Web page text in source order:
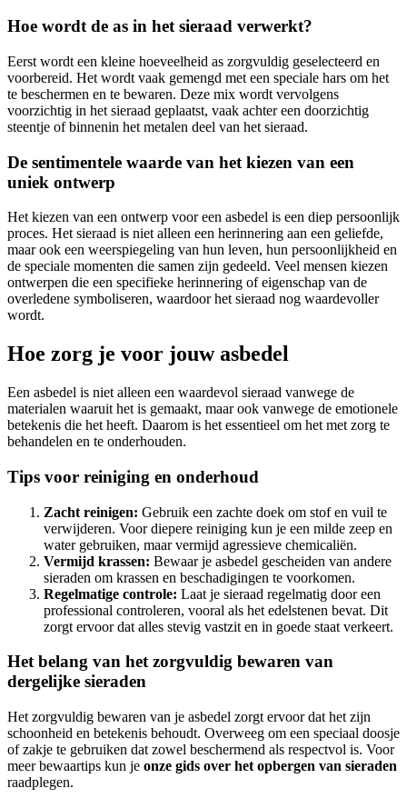
Hoe wordt de as in het sieraad verwerkt?
Eerst wordt een kleine hoeveelheid as zorgvuldig geselecteerd en
voorbereid. Het wordt vaak gemengd met een speciale hars om het
te beschermen en te bewaren. Deze mix wordt vervolgens
voorzichtig in het sieraad geplaatst, vaak achter een doorzichtig
steentje of binnenin het metalen deel van het sieraad.
De sentimentele waarde van het kiezen van een
uniek ontwerp
Het kiezen van een ontwerp voor een asbedel is een diep persoonlijk
proces. Het sieraad is niet alleen een herinnering aan een geliefde,
maar ook een weerspiegeling van hun leven, hun persoonlijkheid en
de speciale momenten die samen zijn gedeeld. Veel mensen kiezen
ontwerpen die een specifieke herinnering of eigenschap van de
overledene symboliseren, waardoor het sieraad nog waardevoller
wordt.
Hoe zorg je voor jouw asbedel
Een asbedel is niet alleen een waardevol sieraad vanwege de
materialen waaruit het is gemaakt, maar ook vanwege de emotionele
betekenis die het heeft. Daarom is het essentieel om het met zorg te
behandelen en te onderhouden.
Tips voor reiniging en onderhoud
Zacht reinigen: Gebruik een zachte doek om stof en vuil te
verwijderen. Voor diepere reiniging kun je een milde zeep en
water gebruiken, maar vermijd agressieve chemicaliën.
Vermijd krassen: Bewaar je asbedel gescheiden van andere
sieraden om krassen en beschadigingen te voorkomen.
Regelmatige controle: Laat je sieraad regelmatig door een
professional controleren, vooral als het edelstenen bevat. Dit
zorgt ervoor dat alles stevig vastzit en in goede staat verkeert.
Het belang van het zorgvuldig bewaren van
dergelijke sieraden
Het zorgvuldig bewaren van je asbedel zorgt ervoor dat het zijn
schoonheid en betekenis behoudt. Overweeg om een speciaal doosje
of zakje te gebruiken dat zowel beschermend als respectvol is. Voor
meer bewaartips kun je onze gids over het opbergen van sieraden
raadplegen.